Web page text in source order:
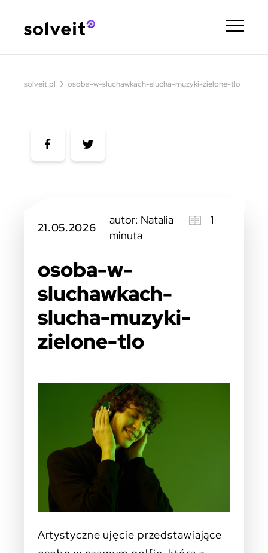
solveit.pl › osoba-w-sluchawkach-slucha-muzyki-zielone-tlo
21.05.2026
autor: Natalia
1
minuta
osoba-w-
sluchawkach-
slucha-muzyki-
zielone-tlo
Artystyczne ujęcie przedstawiające